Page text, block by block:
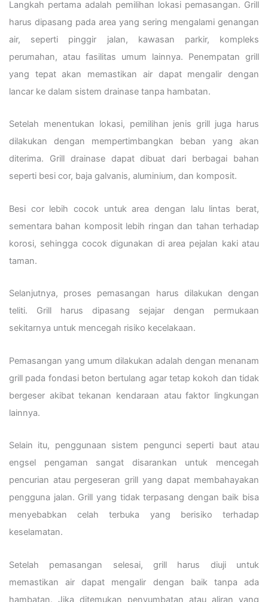
Langkah pertama adalah pemilihan lokasi pemasangan. Grill
harus dipasang pada area yang sering mengalami genangan
air, seperti pinggir jalan, kawasan parkir, kompleks
perumahan, atau fasilitas umum lainnya. Penempatan grill
yang tepat akan memastikan air dapat mengalir dengan
lancar ke dalam sistem drainase tanpa hambatan.
Setelah menentukan lokasi, pemilihan jenis grill juga harus
dilakukan dengan mempertimbangkan beban yang akan
diterima. Grill drainase dapat dibuat dari berbagai bahan
seperti besi cor, baja galvanis, aluminium, dan komposit.
Besi cor lebih cocok untuk area dengan lalu lintas berat,
sementara bahan komposit lebih ringan dan tahan terhadap
korosi, sehingga cocok digunakan di area pejalan kaki atau
taman.
Selanjutnya, proses pemasangan harus dilakukan dengan
teliti. Grill harus dipasang sejajar dengan permukaan
sekitarnya untuk mencegah risiko kecelakaan.
Pemasangan yang umum dilakukan adalah dengan menanam
grill pada fondasi beton bertulang agar tetap kokoh dan tidak
bergeser akibat tekanan kendaraan atau faktor lingkungan
lainnya.
Selain itu, penggunaan sistem pengunci seperti baut atau
engsel pengaman sangat disarankan untuk mencegah
pencurian atau pergeseran grill yang dapat membahayakan
pengguna jalan. Grill yang tidak terpasang dengan baik bisa
menyebabkan celah terbuka yang berisiko terhadap
keselamatan.
Setelah pemasangan selesai, grill harus diuji untuk
memastikan air dapat mengalir dengan baik tanpa ada
hambatan. Jika ditemukan penyumbatan atau aliran yang